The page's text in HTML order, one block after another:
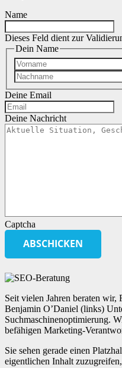
Name
Dieses Feld dient zur
Dein Name
Deine Email
Deine Nachricht
Captcha
Seit vielen Jahren beraten wir,
Benjamin O’Daniel (links)
Suchmaschinenoptimierung.
befähigen Marketing-
Sie sehen gerade einen
eigentlichen Inhalt